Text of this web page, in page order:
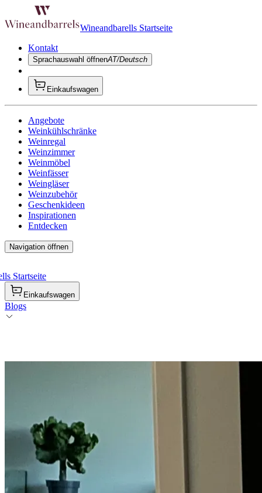
Wineandbarells Startseite
Kontakt
Sprachauswahl öffnenAT/Deutsch
Einkaufswagen
Angebote
Weinkühlschränke
Weinregal
Weinzimmer
Weinmöbel
Weinfässer
Weingläser
Weinzubehör
Geschenkideen
Inspirationen
Entdecken
Navigation öffnen
Startseite
Einkaufswagen
Blogs